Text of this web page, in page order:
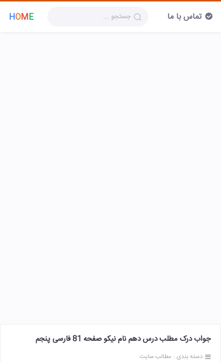
HOME تماس با ما
جواب درک مطلب درس دهم نام نیکو صفحه 81 فارسی پنجم
دسته بندی : مطالب سایت